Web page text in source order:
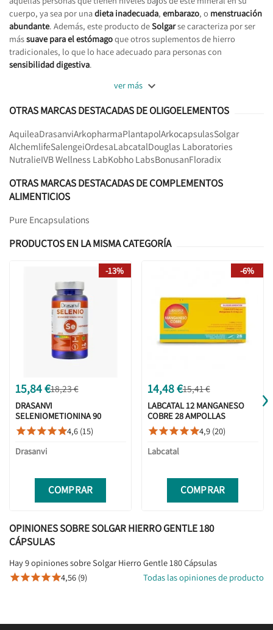
cuerpo, ya sea por unadieta inadecuada, embarazo, o menstruación
abundante. Además, este producto deSolgarse caracteriza por ser
mássuave para el estómagoque otros suplementos de hierro
tradicionales, lo que lo hace adecuado para personas con
sensibilidad digestiva.
ver más 
OTRAS MARCAS DESTACADAS DE OLIGOELEMENTOS
AquileaDrasanviArkopharmaPlantapolArkocapsulasSolgar
AlchemlifeSalengeiOrdesaLabcatalDouglas Laboratories
NutralieIVB Wellness LabKobho LabsBonusanFloradix
OTRAS MARCAS DESTACADAS DE COMPLEMENTOS
ALIMENTICIOS
Pure Encapsulations
PRODUCTOS EN LA MISMA CATEGORÍA
15,84 €18,23 €
DRASANVI
SELENIOMETIONINA 90
COMPRIMIDOS
4,6 (15)
Drasanvi
COMPRAR
-13%
14,48 €15,41 €
LABCATAL 12 MANGANESO
COBRE 28 AMPOLLAS
4,9 (20)
Labcatal
COMPRAR
-6%
›
OPINIONES SOBRE SOLGAR HIERRO GENTLE 180
CÁPSULAS
Hay 9 opiniones sobre Solgar Hierro Gentle 180 Cápsulas
4,56 (9) Todas las opiniones de producto